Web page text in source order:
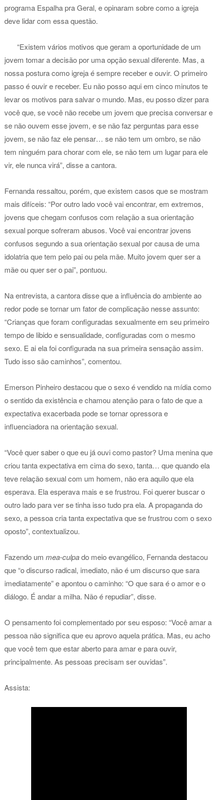
programa Espalha pra Geral, e opinaram sobre como a igreja
deve lidar com essa questão.
“Existem vários motivos que geram a oportunidade de um
jovem tomar a decisão por uma opção sexual diferente. Mas, a
nossa postura como igreja é sempre receber e ouvir. O primeiro
passo é ouvir e receber. Eu não posso aqui em cinco minutos te
levar os motivos para salvar o mundo. Mas, eu posso dizer para
você que, se você não recebe um jovem que precisa conversar e
se não ouvem esse jovem, e se não faz perguntas para esse
jovem, se não faz ele pensar… se não tem um ombro, se não
tem ninguém para chorar com ele, se não tem um lugar para ele
vir, ele nunca virá”, disse a cantora.
Fernanda ressaltou, porém, que existem casos que se mostram
mais difíceis: “Por outro lado você vai encontrar, em extremos,
jovens que chegam confusos com relação a sua orientação
sexual porque sofreram abusos. Você vai encontrar jovens
confusos segundo a sua orientação sexual por causa de uma
idolatria que tem pelo pai ou pela mãe. Muito jovem quer ser a
mãe ou quer ser o pai”, pontuou.
Na entrevista, a cantora disse que a influência do ambiente ao
redor pode se tornar um fator de complicação nesse assunto:
“Crianças que foram configuradas sexualmente em seu primeiro
tempo de libido e sensualidade, configuradas com o mesmo
sexo. E ai ela foi configurada na sua primeira sensação assim.
Tudo isso são caminhos”, comentou.
Emerson Pinheiro destacou que o sexo é vendido na mídia como
o sentido da existência e chamou atenção para o fato de que a
expectativa exacerbada pode se tornar opressora e
influenciadora na orientação sexual.
“Você quer saber o que eu já ouvi como pastor? Uma menina que
criou tanta expectativa em cima do sexo, tanta… que quando ela
teve relação sexual com um homem, não era aquilo que ela
esperava. Ela esperava mais e se frustrou. Foi querer buscar o
outro lado para ver se tinha isso tudo pra ela. A propaganda do
sexo, a pessoa cria tanta expectativa que se frustrou com o sexo
oposto”, contextualizou.
Fazendo um mea-culpado meio evangélico, Fernanda destacou
que “o discurso radical, imediato, não é um discurso que sara
imediatamente” e apontou o caminho: “O que sara é o amor e o
diálogo. É andar a milha. Não é repudiar”, disse.
O pensamento foi complementado por seu esposo: “Você amar a
pessoa não significa que eu aprovo aquela prática. Mas, eu acho
que você tem que estar aberto para amar e para ouvir,
principalmente. As pessoas precisam ser ouvidas”.
Assista: